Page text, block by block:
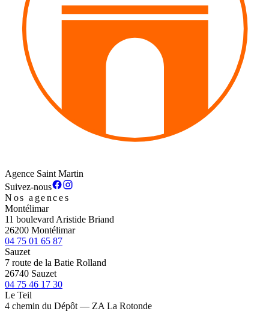
Agence Saint Martin
Suivez-nous
Nos agences
Montélimar
11 boulevard Aristide Briand
26200 Montélimar
04 75 01 65 87
Sauzet
7 route de la Batie Rolland
26740 Sauzet
04 75 46 17 30
Le Teil
4 chemin du Dépôt — ZA La Rotonde